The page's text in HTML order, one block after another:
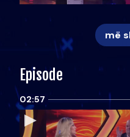
më
Episode
02:57